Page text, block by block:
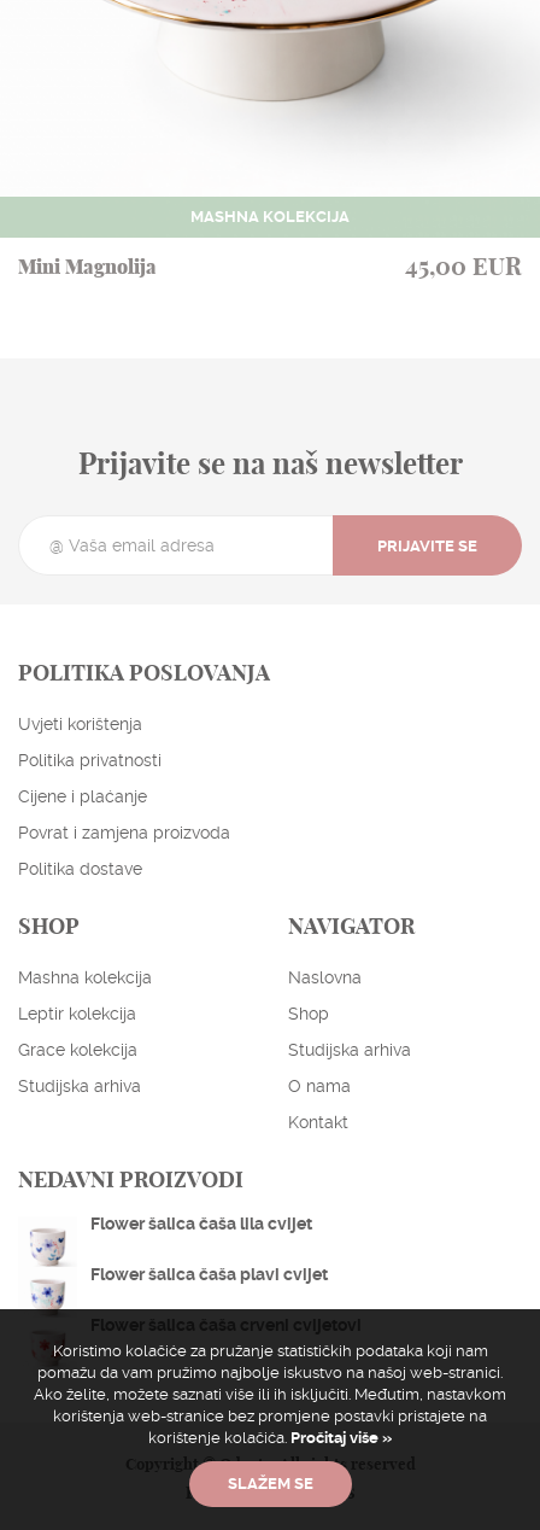
EUR
MASHNA KOLEKCIJA
Mini Magnolija 45,00 EUR
Prijavite se na naš newsletter
PRIJAVITE SE
POLITIKA POSLOVANJA
Uvjeti korištenja
Politika privatnosti
Cijene i plaćanje
Povrat i zamjena proizvoda
Politika dostave
SHOP
Mashna kolekcija
Leptir kolekcija
Grace kolekcija
Studijska arhiva
NAVIGATOR
Naslovna
Shop
Studijska arhiva
O nama
Kontakt
NEDAVNI PROIZVODI
Flower šalica čaša lila cvijet
Flower šalica čaša plavi cvijet
Copyright © Odeata. All rights reserved
Powered by
ElatusCMS
Koristimo kolačiće za pružanje statističkih podataka koji nam
pomažu da vam pružimo najbolje iskustvo na našoj web-stranici.
Ako želite, možete saznati više ili ih isključiti. Međutim, nastavkom
korištenja web-stranice bez promjene postavki pristajete na
korištenje kolačića. Pročitaj više »
SLAŽEM SE